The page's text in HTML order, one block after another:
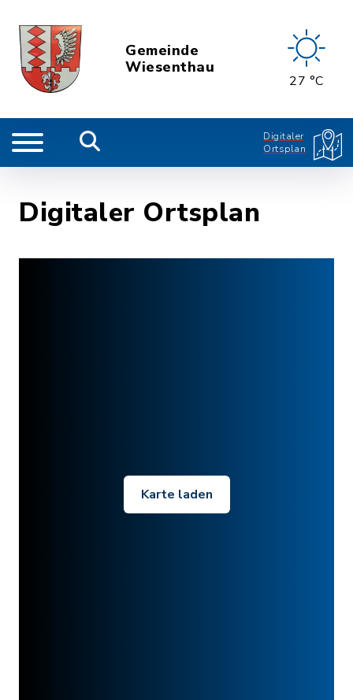
Gemeinde
Wiesenthau
27 °C
Digitaler
Ortsplan
Digitaler Ortsplan
Karte laden